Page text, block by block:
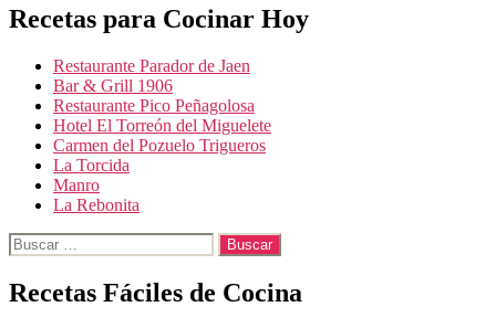
Recetas para Cocinar Hoy
Restaurante Parador de Jaen
Bar & Grill 1906
Restaurante Pico Peñagolosa
Hotel El Torreón del Miguelete
Carmen del Pozuelo Trigueros
La Torcida
Manro
La Rebonita
Buscar:
Recetas Fáciles de Cocina